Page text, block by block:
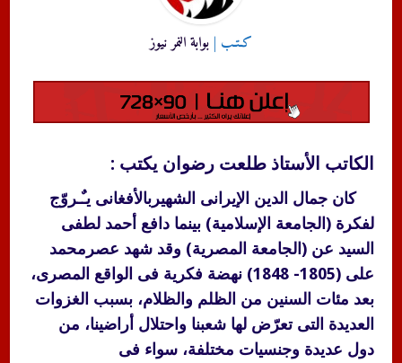
كـتـب | بوابة النمر نيوز
الكاتب الأستاذ طلعت رضوان يكتب :
كان جمال الدين الإيرانى الشهيربالأفغانى يـٌـروّج
لفكرة (الجامعة الإسلامية) بينما دافع أحمد لطفى
السيد عن (الجامعة المصرية) وقد شهد عصرمحمد
على (1805- 1848) نهضة فكرية فى الواقع المصرى،
بعد مئات السنين من الظلم والظلام، بسبب الغزوات
العديدة التى تعرّض لها شعبنا واحتلال أراضينا، من
دول عديدة وجنسيات مختلفة، سواء فى